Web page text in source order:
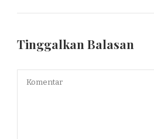
Tinggalkan Balasan